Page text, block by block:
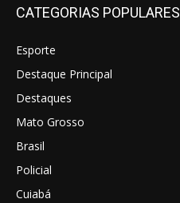
CATEGORIAS POPULARES
Esporte
Destaque Principal
Destaques
Mato Grosso
Brasil
Policial
Cuiabá